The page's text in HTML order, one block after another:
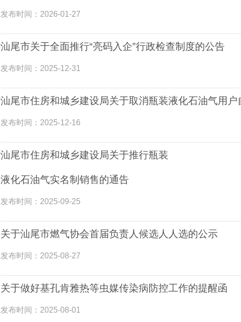
发布时间： 2026-01-27
汕尾市关于全面推行“亮码入企”行政检查制度的公告
发布时间： 2025-12-31
汕尾市住房和城乡建设局关于取消瓶装液化石油气用户
发布时间： 2025-12-16
汕尾市住房和城乡建设局关于推行瓶装
液化石油气实名制销售的通告
发布时间： 2025-09-25
关于汕尾市燃气协会首届负责人候选人人选的公示
发布时间： 2025-08-27
关于做好基孔肯雅热等虫媒传染病防控工作的提醒函
发布时间： 2025-08-01